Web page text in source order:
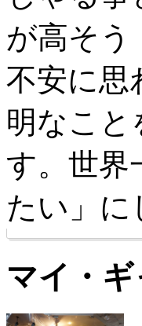
が高そう
不安に思
明なこと
す。世界
たい」に
マイ・